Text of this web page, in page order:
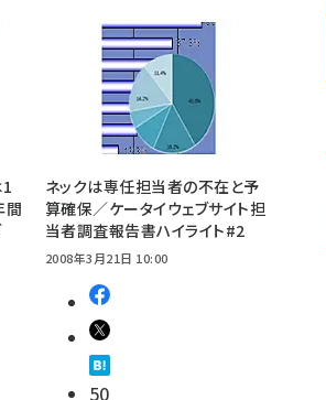
間
ネックは専任担当者の不在と予
算確保／ケータイウェブサイト担
当者調査報告書ハイライト#2
2008年3月21日 10:00
50